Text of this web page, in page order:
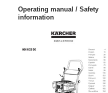
Operating manual / Safety
information